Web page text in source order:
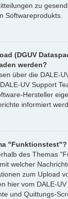
zu
Softwareprodukts.
(DGUV
werden?
über die DALE-
UV Support
Hersteller
informiert
"Funktionstest"?
des Themas
welcher
zum Upload
hier vom DALE-
und Quittungs-